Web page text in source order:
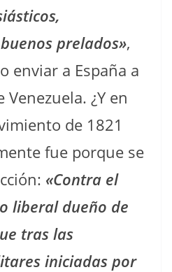
prelados»,
enviar a España a
¿Y en
de 1821
fue porque se
«Contra el
liberal dueño de
tras las
iniciadas por